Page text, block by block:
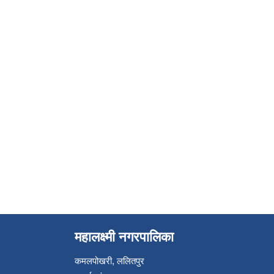
महालक्ष्मी नगरपालिका
कमलपोखरी, ललितपुर